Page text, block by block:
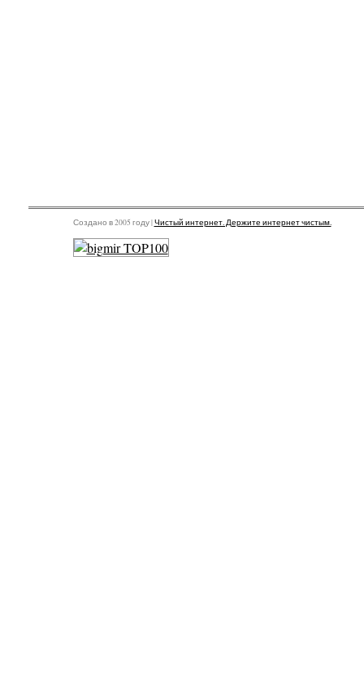
Создано в 2005 году |Чистый интернет. Держите интернет чистым.